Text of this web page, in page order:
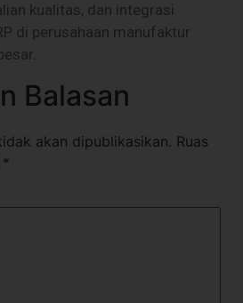
kualitas, dan integrasi
di perusahaan manufaktur
Balasan
akan dipublikasikan. Ruas
*